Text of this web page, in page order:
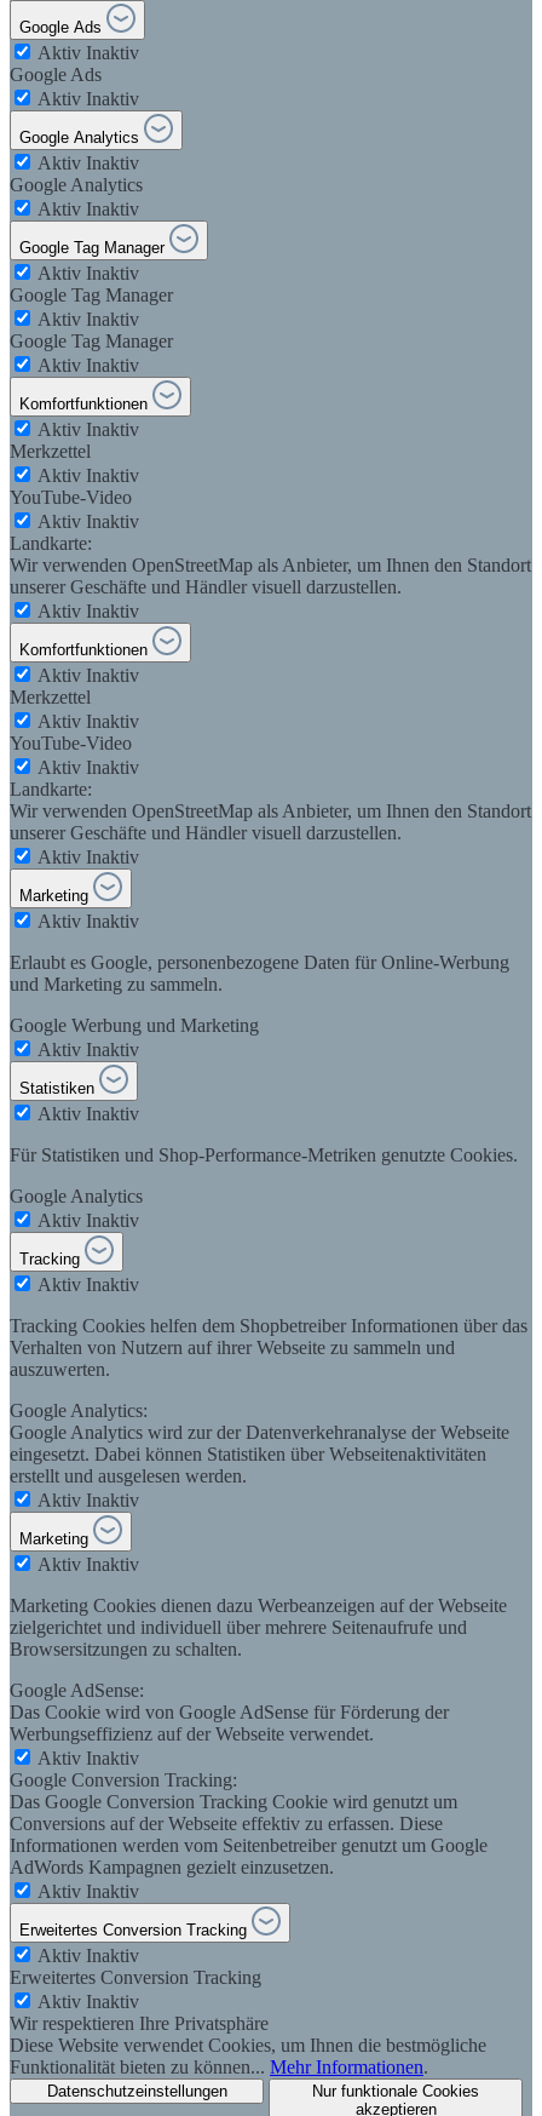
Google Ads
Aktiv Inaktiv
Google Ads
Aktiv Inaktiv
Google Analytics
Aktiv Inaktiv
Google Analytics
Aktiv Inaktiv
Google Tag Manager
Aktiv Inaktiv
Google Tag Manager
Aktiv Inaktiv
Google Tag Manager
Aktiv Inaktiv
Komfortfunktionen
Aktiv Inaktiv
Merkzettel
Aktiv Inaktiv
YouTube-Video
Aktiv Inaktiv
Landkarte:
Wir verwenden OpenStreetMap als Anbieter, um Ihnen den Standort
unserer Geschäfte und Händler visuell darzustellen.
Aktiv Inaktiv
Komfortfunktionen
Aktiv Inaktiv
Merkzettel
Aktiv Inaktiv
YouTube-Video
Aktiv Inaktiv
Landkarte:
Wir verwenden OpenStreetMap als Anbieter, um Ihnen den Standort
unserer Geschäfte und Händler visuell darzustellen.
Aktiv Inaktiv
Marketing
Aktiv Inaktiv
Erlaubt es Google, personenbezogene Daten für Online-Werbung
und Marketing zu sammeln.
Google Werbung und Marketing
Aktiv Inaktiv
Statistiken
Aktiv Inaktiv
Für Statistiken und Shop-Performance-Metriken genutzte Cookies.
Google Analytics
Aktiv Inaktiv
Tracking
Aktiv Inaktiv
Tracking Cookies helfen dem Shopbetreiber Informationen über das
Verhalten von Nutzern auf ihrer Webseite zu sammeln und
auszuwerten.
Google Analytics:
Google Analytics wird zur der Datenverkehranalyse der Webseite
eingesetzt. Dabei können Statistiken über Webseitenaktivitäten
erstellt und ausgelesen werden.
Aktiv Inaktiv
Marketing
Aktiv Inaktiv
Marketing Cookies dienen dazu Werbeanzeigen auf der Webseite
zielgerichtet und individuell über mehrere Seitenaufrufe und
Browsersitzungen zu schalten.
Google AdSense:
Das Cookie wird von Google AdSense für Förderung der
Werbungseffizienz auf der Webseite verwendet.
Aktiv Inaktiv
Google Conversion Tracking:
Das Google Conversion Tracking Cookie wird genutzt um
Conversions auf der Webseite effektiv zu erfassen. Diese
Informationen werden vom Seitenbetreiber genutzt um Google
AdWords Kampagnen gezielt einzusetzen.
Aktiv Inaktiv
Erweitertes Conversion Tracking
Aktiv Inaktiv
Erweitertes Conversion Tracking
Aktiv Inaktiv
Wir respektieren Ihre Privatsphäre
Diese Website verwendet Cookies, um Ihnen die bestmögliche
Funktionalität bieten zu können... Mehr Informationen.
Datenschutzeinstellungen
Nur funktionale Cookies
akzeptieren